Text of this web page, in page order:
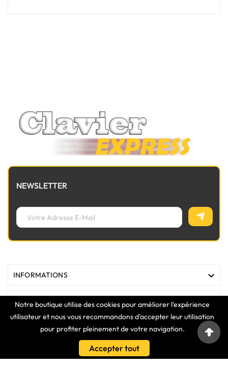
Notre boutique utilise des cookies pour améliorer l'expérience
utilisateur et nous vous recommandons d'accepter leur utilisation
pour profiter pleinement de votre navigation.
Accepter tout
NEWSLETTER
INFORMATIONS 
MAGASIN 
